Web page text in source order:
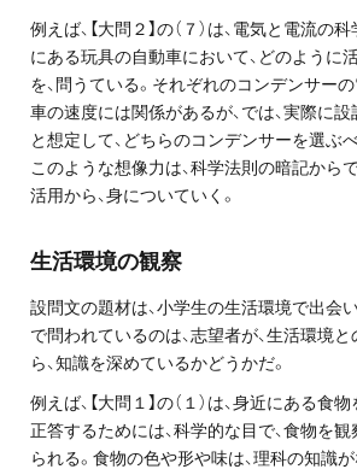
インフォメーション
会社概要
採用情報
プライバシーポリシー
免責事項・著作権等
例えば、【大問２】の（７）は、電気と電流の
にある玩具の自動車において、どのように
を、問うている。それぞれのコンデンサー
車の速度には関係があるが、では、実際に
と想定して、どちらのコンデンサーを選ぶ
このような想像力は、科学法則の暗記から
活用から、身についていく。
生活環境の観察
設問文の題材は、小学生の生活環境で出会
で問われているのは、志望者が、生活環境
ら、知識を深めているかどうかだ。
例えば、【大問１】の（１）は、身近にある食
正答するためには、科学的な目で、食物を観
られる。食物の色や形や味は、理科の知識